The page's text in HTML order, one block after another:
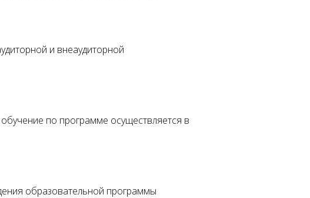
и внеаудиторной
по программе осуществляется в
образовательной программы